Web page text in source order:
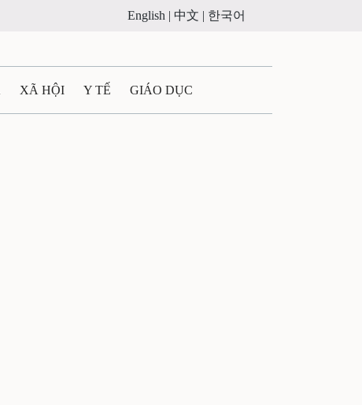
English | 中文 | 한국어
XÃ HỘI Y TẾ GIÁO DỤC